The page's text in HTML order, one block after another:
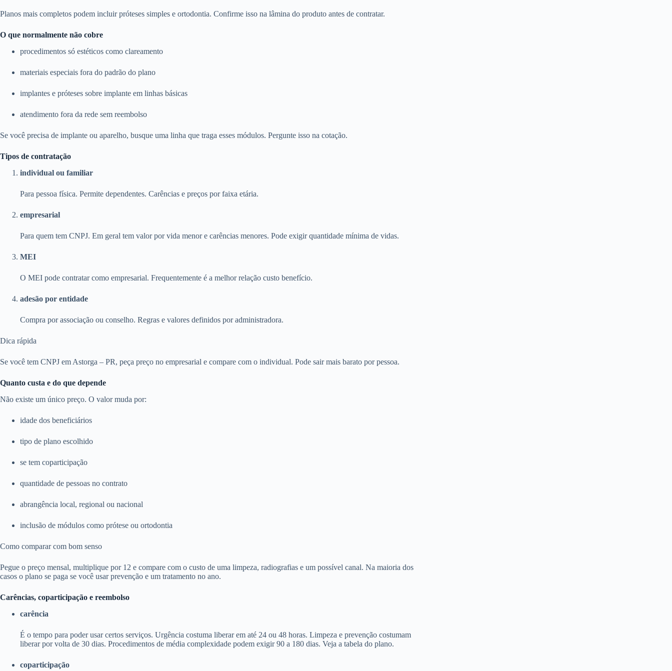
Planos mais completos podem incluir próteses simples e ortodontia. Confirme isso na lâmina do produto antes de contratar.
O que normalmente não cobre
procedimentos só estéticos como clareamento
materiais especiais fora do padrão do plano
implantes e próteses sobre implante em linhas básicas
atendimento fora da rede sem reembolso
Se você precisa de implante ou aparelho, busque uma linha que traga esses módulos. Pergunte isso na cotação.
Tipos de contratação
individual ou familiar
Para pessoa física. Permite dependentes. Carências e preços por faixa etária.
empresarial
Para quem tem CNPJ. Em geral tem valor por vida menor e carências menores. Pode exigir quantidade mínima de vidas.
MEI
O MEI pode contratar como empresarial. Frequentemente é a melhor relação custo benefício.
adesão por entidade
Compra por associação ou conselho. Regras e valores definidos por administradora.
Dica rápida
Se você tem CNPJ em Astorga – PR, peça preço no empresarial e compare com o individual. Pode sair mais barato por pessoa.
Quanto custa e do que depende
Não existe um único preço. O valor muda por:
idade dos beneficiários
tipo de plano escolhido
se tem coparticipação
quantidade de pessoas no contrato
abrangência local, regional ou nacional
inclusão de módulos como prótese ou ortodontia
Como comparar com bom senso
Pegue o preço mensal, multiplique por 12 e compare com o custo de uma limpeza, radiografias e um possível canal. Na maioria dos
casos o plano se paga se você usar prevenção e um tratamento no ano.
Carências, coparticipação e reembolso
carência
É o tempo para poder usar certos serviços. Urgência costuma liberar em até 24 ou 48 horas. Limpeza e prevenção costumam
liberar por volta de 30 dias. Procedimentos de média complexidade podem exigir 90 a 180 dias. Veja a tabela do plano.
coparticipação